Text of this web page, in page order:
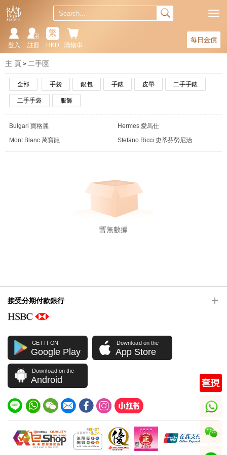
每日金價
購物車
繁
HKD
註冊
登入
主 頁 二手區
全部 手袋 銀包 手錶 皮帶 二手手錶
二手手袋 服飾
Bulgari 寶格麗
Hermes 愛馬仕
Mont Blanc 萬寶龍
Stefano Ricci 史蒂芬勞尼治
暫無數據
接受分期付款銀行
GET IT ON
Google Play
Download on the
App Store
Download on the
Android
whatsapp